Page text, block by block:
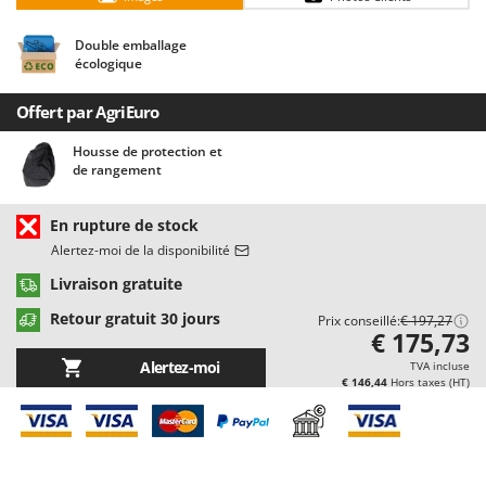
Chaudrons électriques pour polenta
Cisailles à gazon à batterie
Climatiseurs
Compresseurs d'air électriques
Compresseurs pour la récolte des olives et la taille
Coupe-bordures - Trimmers
Coupe-branches
Couveuses à œufs
Cultivateurs Tiller à ressorts - Extirpateurs
Débroussailleuses
Décompacteurs agricoles
Découpeurs plasma
Barbieri
Batavia
Beper
Berkel
Bernardi
Besser Vacuum
Bestway
Beta tools
Bissell
Black & Decker
BlackStone
Blue Bird
Double emballage
écologique
Offert par AgriEuro
Housse de protection et
de rangement
En rupture de stock
Alertez-moi de la disponibilité
Livraison gratuite
Retour gratuit 30 jours
Prix conseillé:€ 197,27
Alertez-moi
€ 175,73
TVA incluse
€ 146,44 Hors taxes (HT)